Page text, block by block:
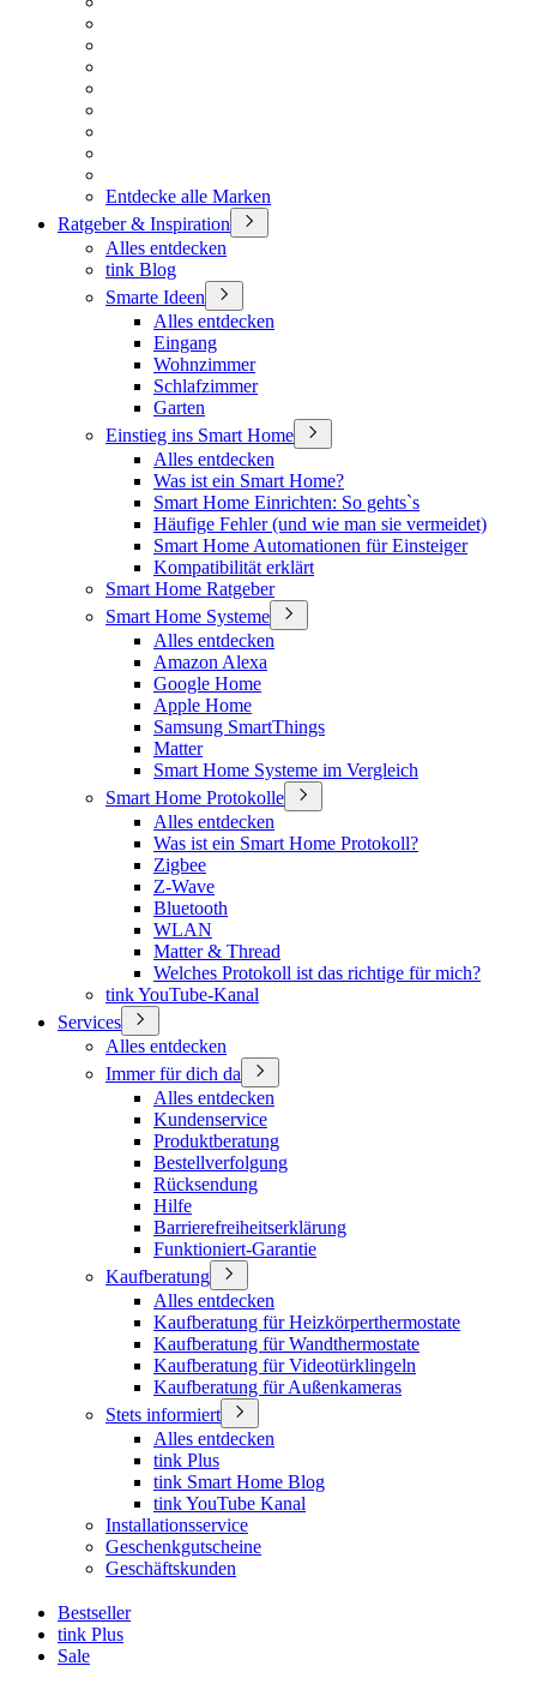
Entdecke alle Marken
Ratgeber & Inspiration
Alles entdecken
tink Blog
Smarte Ideen
Alles entdecken
Eingang
Wohnzimmer
Schlafzimmer
Garten
Einstieg ins Smart Home
Alles entdecken
Was ist ein Smart Home?
Smart Home Einrichten: So gehts`s
Häufige Fehler (und wie man sie vermeidet)
Smart Home Automationen für Einsteiger
Kompatibilität erklärt
Smart Home Ratgeber
Smart Home Systeme
Alles entdecken
Amazon Alexa
Google Home
Apple Home
Samsung SmartThings
Matter
Smart Home Systeme im Vergleich
Smart Home Protokolle
Alles entdecken
Was ist ein Smart Home Protokoll?
Zigbee
Z-Wave
Bluetooth
WLAN
Matter & Thread
Welches Protokoll ist das richtige für mich?
tink YouTube-Kanal
Services
Alles entdecken
Immer für dich da
Alles entdecken
Kundenservice
Produktberatung
Bestellverfolgung
Rücksendung
Hilfe
Barrierefreiheitserklärung
Funktioniert-Garantie
Kaufberatung
Alles entdecken
Kaufberatung für Heizkörperthermostate
Kaufberatung für Wandthermostate
Kaufberatung für Videotürklingeln
Kaufberatung für Außenkameras
Stets informiert
Alles entdecken
tink Plus
tink Smart Home Blog
tink YouTube Kanal
Installationsservice
Geschenkgutscheine
Geschäftskunden
Bestseller
tink Plus
Sale